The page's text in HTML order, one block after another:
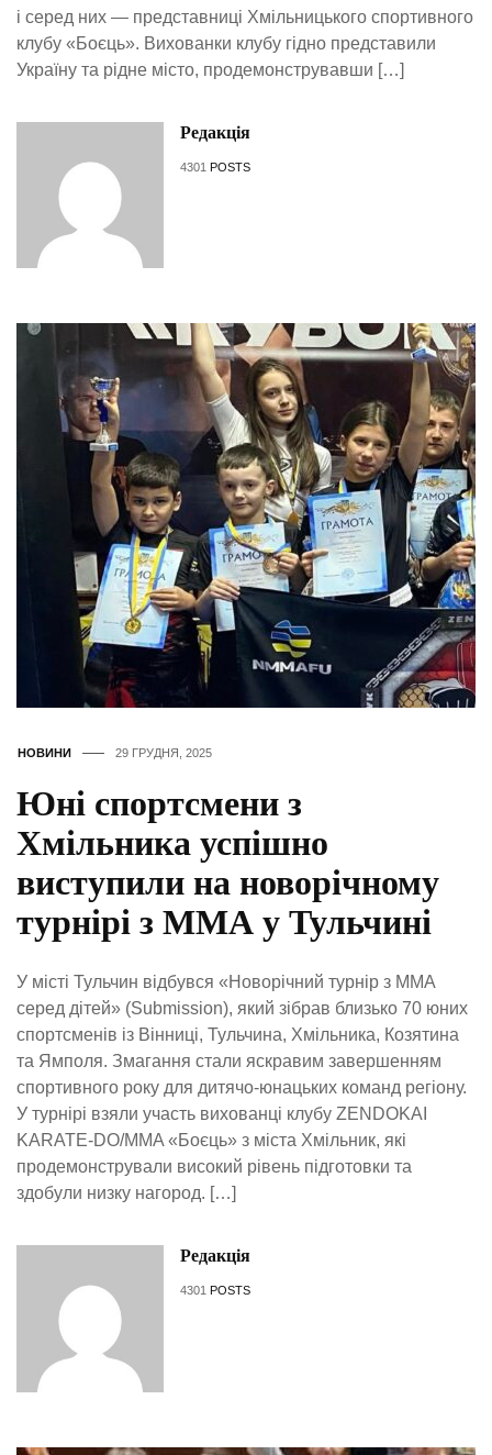
і серед них — представниці Хмільницького спортивного
клубу «Боєць». Вихованки клубу гідно представили
Україну та рідне місто, продемонструвавши […]
Редакція
4301 POSTS
НОВИНИ 29 ГРУДНЯ, 2025
Юні спортсмени з
Хмільника успішно
виступили на новорічному
турнірі з ММА у Тульчині
У місті Тульчин відбувся «Новорічний турнір з ММА
серед дітей» (Submission), який зібрав близько 70 юних
спортсменів із Вінниці, Тульчина, Хмільника, Козятина
та Ямполя. Змагання стали яскравим завершенням
спортивного року для дитячо-юнацьких команд регіону.
У турнірі взяли участь вихованці клубу ZENDOKAI
KARATE-DO/MMA «Боєць» з міста Хмільник, які
продемонстрували високий рівень підготовки та
здобули низку нагород. […]
Редакція
4301 POSTS